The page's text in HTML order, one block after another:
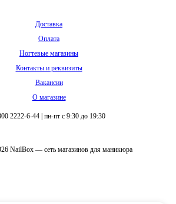
Доставка
Оплата
Ногтевые магазины
Контакты и реквизиты
Вакансии
О магазине
2222-6-44 пн-пт с 9:30 до 19:30
NailBox — сеть магазинов для маникюра